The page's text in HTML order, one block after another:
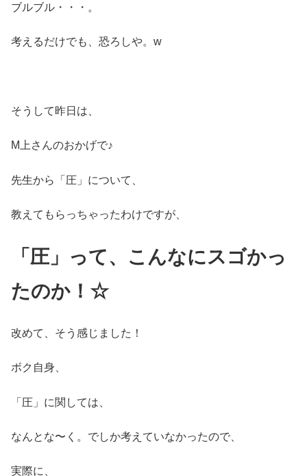
ブルブル・・・。
考えるだけでも、恐ろしや。w
そうして昨日は、
M上さんのおかげで♪
先生から「圧」について、
教えてもらっちゃったわけですが、
「圧」って、こんなにスゴかっ
たのか！☆
改めて、そう感じました！
ボク自身、
「圧」に関しては、
なんとな〜く。でしか考えていなかったので、
実際に、